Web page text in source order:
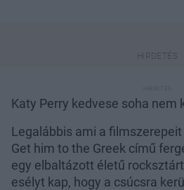
Katy Perry kedvese soha nem
Legalábbis ami a
Get him to the Greek című
egy elbaltázott életű
esélyt kap, hogy a csúcsra